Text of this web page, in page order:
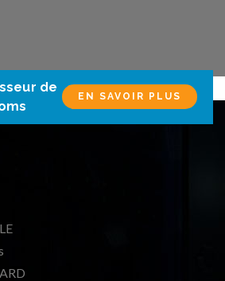
de
EN SAVOIR PLUS